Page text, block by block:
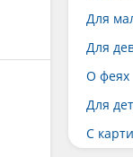
Для
Для
О феях
Для
С